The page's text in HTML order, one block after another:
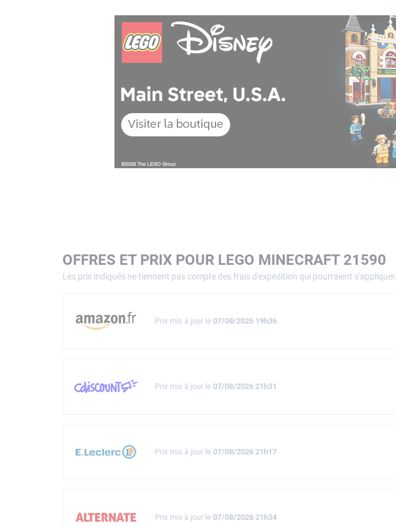
OFFRES ET PRIX POUR LEGO MINECRAFT 21590
Les prix indiqués ne tiennent pas compte des frais d'expédition qui pourraient s'appliquer.
Prix mis à jour le 07/08/2026 19h36
Prix mis à jour le 07/08/2026 21h31
Prix mis à jour le 07/08/2026 21h17
Prix mis à jour le 07/08/2026 21h34